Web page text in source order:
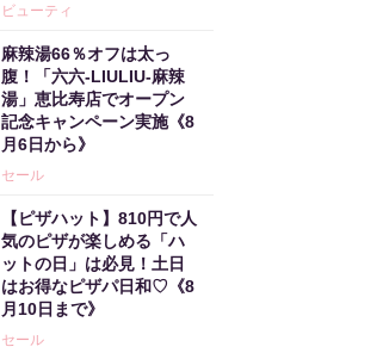
ビューティ
麻辣湯66％オフは太っ
腹！「六六-LIULIU-麻辣
湯」恵比寿店でオープン
記念キャンペーン実施《8
月6日から》
セール
【ピザハット】810円で人
気のピザが楽しめる「ハ
ットの日」は必見！土日
はお得なピザパ日和♡《8
月10日まで》
セール